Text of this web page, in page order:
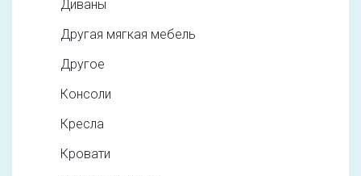
Диваны
Другая мягкая мебель
Другое
Консоли
Кресла
Кровати